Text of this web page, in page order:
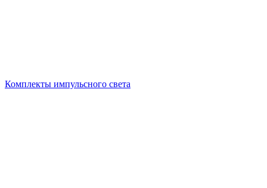
Комплекты импульсного света